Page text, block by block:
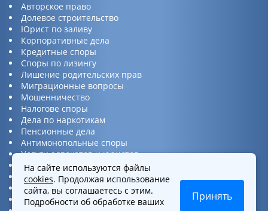
Авторское право
Долевое строительство
Юрист по заливу
Корпоративные дела
Кредитные споры
Споры по лизингу
Лишение родительских прав
Миграционные вопросы
Мошенничество
Налогове споры
Дела по наркотикам
Пенсионные дела
Антимонопольные споры
Услуги адвокатов и юристов
Юридическая консультация
Споры по ДТП
Защита прав потребителей
Услуги по бизнес вопросам
На сайте используются файлы
cookies. Продолжая использование
сайта, вы соглашаетесь с этим.
Подробности об обработке ваших
Принять